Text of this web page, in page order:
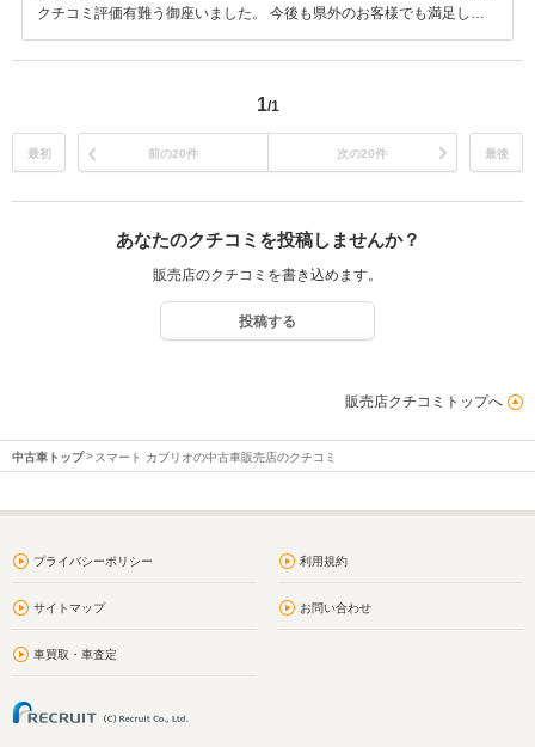
クチコミ評価有難う御座いました。 今後も県外のお客様でも満足して
頂けるようスタッフ一同頑張ります。
1/1
最初 前の20件 次の20件 最後
あなたのクチコミを投稿しませんか？
販売店のクチコミを書き込めます。
投稿する
販売店クチコミトップへ
中古車トップ スマート カブリオの中古車販売店のクチコミ
プライバシーポリシー 利用規約
サイトマップ お問い合わせ
車買取・車査定